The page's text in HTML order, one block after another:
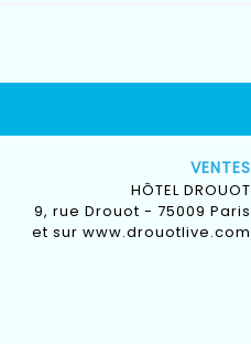
VENTES
HÔTEL DROUOT
9, rue Drouot - 75009 Paris
et sur www.drouotlive.com